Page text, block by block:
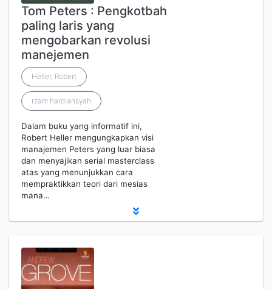
Tom Peters : Pengkotbah
paling laris yang
mengobarkan revolusi
manejemen
Heller, Robert
rzam hardiansyah
Dalam buku yang informatif ini,
Robert Heller mengungkapkan visi
manajemen Peters yang luar biasa
dan menyajikan serial masterclass
atas yang menunjukkan cara
mempraktikkan teori dari mesias
mana…